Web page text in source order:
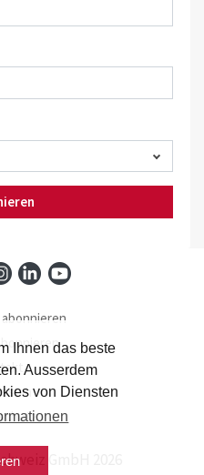
Ihnen das beste
Ausserdem
von Diensten
GmbH 2026